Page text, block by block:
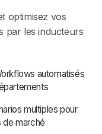
optimisez vos
par les inducteurs
automatisés
multiples pour
de marché